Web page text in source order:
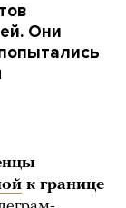
Они
к границе